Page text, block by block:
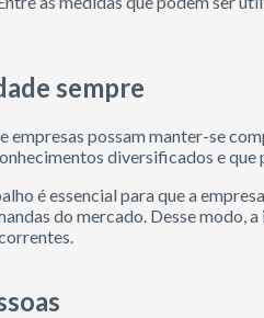
sempre
empresas possam manter-se
diversificados e
é essencial para que a
do mercado. Desse modo,